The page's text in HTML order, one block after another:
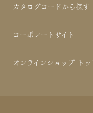
カタログコードから探す
コーポレートサイト
オンラインショップ ト